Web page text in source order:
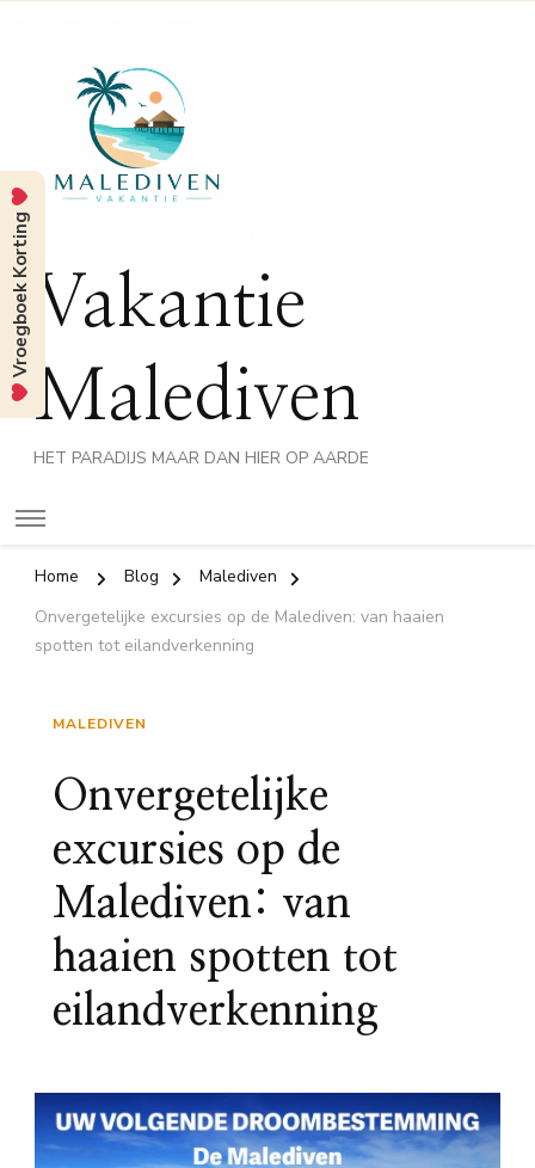
Vakantie
Malediven
HET PARADIJS MAAR DAN HIER OP AARDE
Home Blog
Malediven
Onvergetelijke excursies op de Malediven: van haaien
spotten tot eilandverkenning
MALEDIVEN
Onvergetelijke
excursies op de
Malediven: van
haaien spotten tot
eilandverkenning
Vroegboek Korting